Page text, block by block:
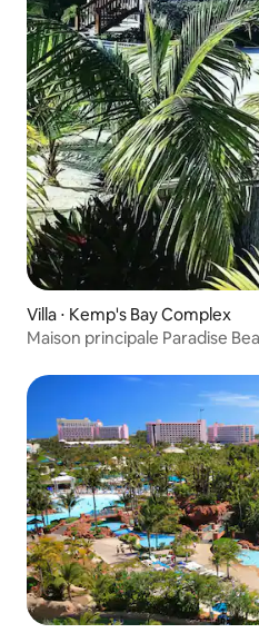
Villa ⋅ Kemp's Bay Complex
Maison principale Paradise